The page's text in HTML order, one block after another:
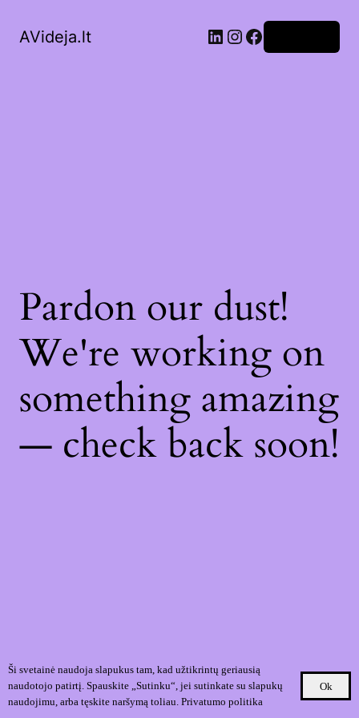
AVideja.lt LinkedIn
Instagram
Facebook
Pardon our dust!
We're working on
something amazing
— check back soon!
Ši svetainė naudoja slapukus tam, kad užtikrintų geriausią
naudotojo patirtį. Spauskite „Sutinku“, jei sutinkate su slapukų
naudojimu, arba tęskite naršymą toliau. Privatumo politika
Ok